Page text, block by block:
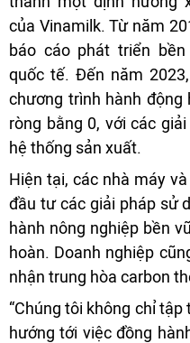
của Vinamilk. Từ năm
báo cáo phát triển
quốc tế. Đến năm
chương trình hành
ròng bằng 0, với các
hệ thống sản xuất.
Hiện tại, các nhà máy
đầu tư các giải pháp sử
hành nông nghiệp bền
hoàn. Doanh nghiệp
nhận trung hòa carbon
“Chúng tôi không chỉ
hướng tới việc đồng